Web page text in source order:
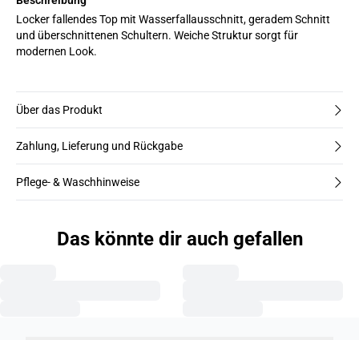
Locker fallendes Top mit Wasserfallausschnitt, geradem Schnitt
und überschnittenen Schultern. Weiche Struktur sorgt für
modernen Look.
Über das Produkt
Zahlung, Lieferung und Rückgabe
Pflege- & Waschhinweise
Das könnte dir auch gefallen